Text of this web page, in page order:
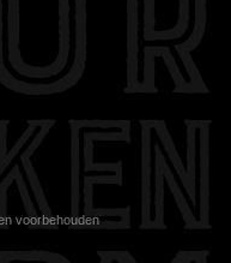
voorbehouden